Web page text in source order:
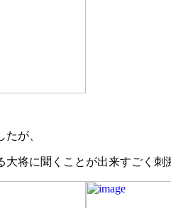
が、
大将に聞くことが出来すごく刺